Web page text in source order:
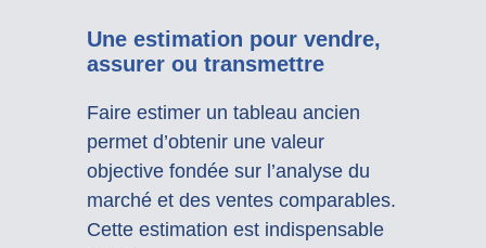
Une estimation pour vendre,
assurer ou transmettre
Faire estimer un tableau ancien
permet d’obtenir une valeur
objective fondée sur l’analyse du
marché et des ventes comparables.
Cette estimation est indispensable